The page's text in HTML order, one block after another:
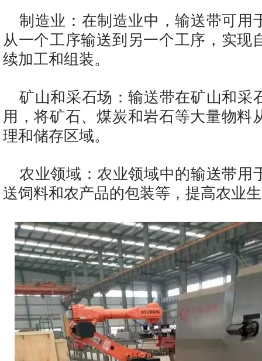
制造业：在制造业中，输送带可用
从一个工序输送到另一个工序，实现
续加工和组装。
矿山和采石场：输送带在矿山和采
用，将矿石、煤炭和岩石等大量物料
理和储存区域。
农业领域：农业领域中的输送带用
送饲料和农产品的包装等，提高农业